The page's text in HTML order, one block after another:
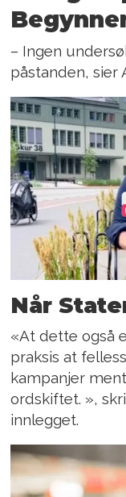
– Ingen
påstanden, sier
Når
«At dette også
praksis at
kampanjer
ordskiftet. »,
innlegget.